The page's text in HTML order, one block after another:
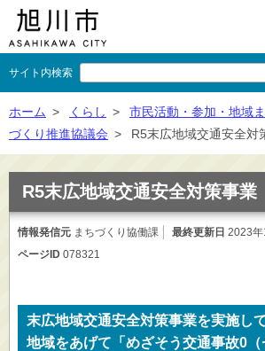
サイト内検索
くらし
観光
事業者向け
×閉じる
ホーム > くらし > 市民活動・参加・地域
づくり推進協議会 > R5末広地域交通安全対
R5末広地域交通安全対策事業
情報発信元 まちづくり協働課 最終更新日 2023年
ページID 078321
末広地域交通安全対策事業を実施し
地域をあげて「めざそう交通事故0